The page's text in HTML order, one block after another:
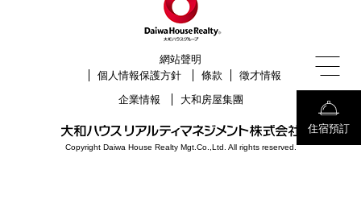
網站聲明
個人情報保護方針
條款
徵才情報
企業情報
大和房屋集團
Copyright Daiwa House Realty Mgt.Co.,Ltd. All rights reserved.
住宿預訂